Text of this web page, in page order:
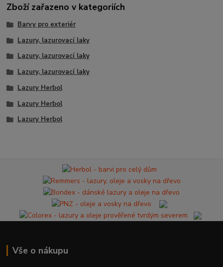
Zboží zařazeno v kategoriích
Barvy pro exteriér
Lazury, lazurovací laky
Lazury, lazurovací laky
Lazury, lazurovací laky
Lazury Herbol
Lazury Herbol
Lazury Herbol
Vše o nákupu